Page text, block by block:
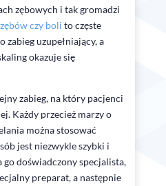
zębowych i tak gromadzi
czy boli to częste
zabieg uzupełniający, a
okazuje się
zabieg, na który pacjenci
Każdy przecież marzy o
można stosować
jest niezwykle szybki i
go doświadczony specjalista,
preparat, a następnie